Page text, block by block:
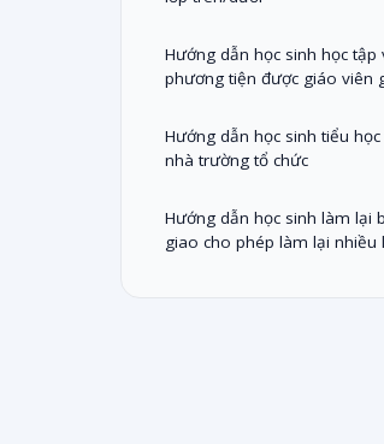
Hướng dẫn học sinh học tập
phương tiện được giáo viên
Hướng dẫn học sinh tiểu
nhà trường tổ chức
Hướng dẫn học sinh làm lại
giao cho phép làm lại nhiều